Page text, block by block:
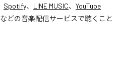
Spotify、 LINE MUSIC、 YouTube
などの音楽配信サービスで聴くこと